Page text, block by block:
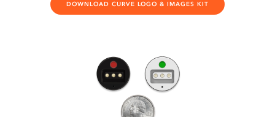
DOWNLOAD CURVE LOGO & IMAGES KIT